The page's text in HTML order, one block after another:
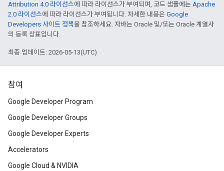
Attribution 4.0 라이선스에 따라 라이선스가 부여되며, 코드 샘플에는 Apache
2.0 라이선스에 따라 라이선스가 부여됩니다. 자세한 내용은 Google
Developers 사이트 정책을 참조하세요. 자바는 Oracle 및/또는 Oracle 계열사
의 등록 상표입니다.
최종 업데이트: 2026-05-13(UTC)
참여
Google Developer Program
Google Developer Groups
Google Developer Experts
Accelerators
Google Cloud & NVIDIA